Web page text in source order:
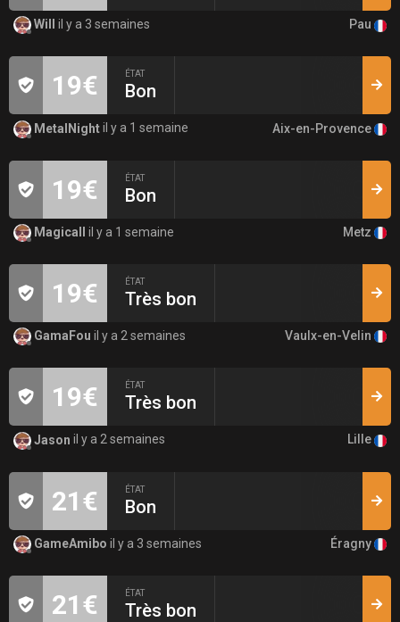
Will il y a 3 semaines Pau
19€ ÉTAT
Bon
MetalNightil y a 1 semaine Aix-en-Provence
19€ ÉTAT
Bon
Magicall il y a 1 semaine Metz
19€ ÉTAT
Très bon
GamaFou il y a 2 semaines Vaulx-en-Velin
19€ ÉTAT
Très bon
Jason il y a 2 semaines Lille
21€ ÉTAT
Bon
GameAmibo il y a 3 semaines Éragny
21€ ÉTAT
Très bon